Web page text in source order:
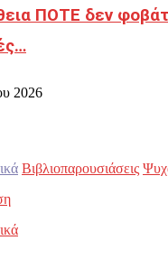
ΠΟΤΕ δεν
2026
Βιβλιοπαρουσιάσεις